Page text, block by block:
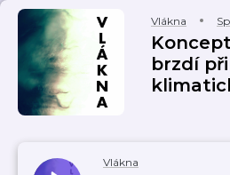
Vlákna
brzdí
Vlákna